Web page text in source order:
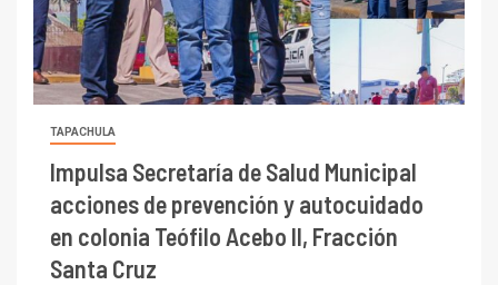
TAPACHULA
Impulsa Secretaría de Salud Municipal
acciones de prevención y autocuidado
en colonia Teófilo Acebo II, Fracción
Santa Cruz